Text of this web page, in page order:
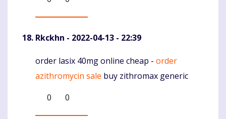
Rkckhn - 2022-04-13 - 22:39
Komentaras
order lasix 40mg online cheap - order
azithromycin sale buy zithromax generic
0
0